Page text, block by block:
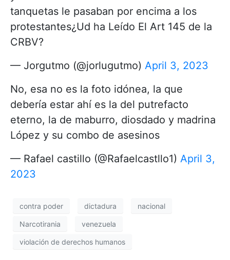
tanquetas le pasaban por encima a los
protestantes¿Ud ha Leído El Art 145 de la
CRBV?
— Jorgutmo (@jorlugutmo) April 3, 2023
No, esa no es la foto idónea, la que
debería estar ahí es la del putrefacto
eterno, la de maburro, diosdado y madrina
López y su combo de asesinos
— Rafael castillo (@Rafaelcastllo1) April 3,
2023
contra poder dictadura nacional
Narcotirania venezuela
violación de derechos humanos